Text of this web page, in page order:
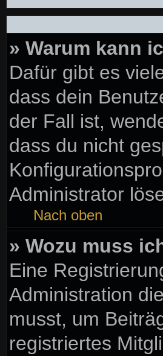
» Warum kann
Dafür gibt es
dass dein
der Fall ist,
dass du nicht
Administrator
Nach oben
» Wozu muss
Eine
Administration
musst, um
registriertes